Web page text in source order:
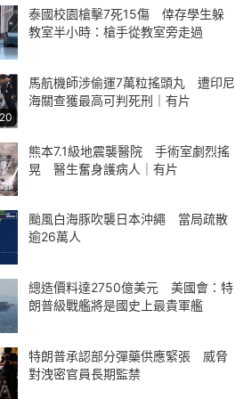
泰國校園槍擊7死15傷 倖存學生躲
教室半小時：槍手從教室旁走過
馬航機師涉偷運7萬粒搖頭丸 遭印尼
海關查獲最高可判死刑｜有片
熊本7.1級地震襲醫院 手術室劇烈搖
晃 醫生奮身護病人｜有片
颱風白海豚吹襲日本沖繩 當局疏散
逾26萬人
總造價料達2750億美元 美國會：特
朗普級戰艦將是國史上最貴軍艦
特朗普承認部分彈藥供應緊張 威脅
對洩密官員長期監禁